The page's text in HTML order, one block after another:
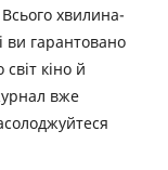
хвилина-
ви гарантовано
кіно й
вже